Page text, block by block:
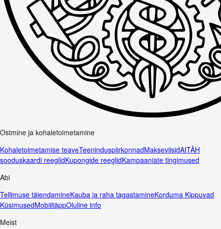
Ostmine ja kohaletoimetamine
Kohaletoimetamise teaveTeeninduspiirkonnadMakseviisidAITÄH
sooduskaardi reeglidKupongide reeglidKampaaniate tingimused
Abi
Tellimuse täiendamineKauba ja raha tagastamineKorduma Kippuvad
KüsimusedMobiiliäppOluline info
Meist